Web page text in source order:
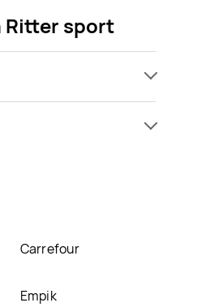
Ritter sport
Carrefour
Empik